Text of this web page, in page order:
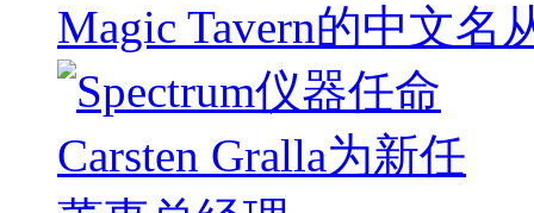
Magic Tavern的中文名